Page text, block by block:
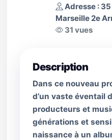
Adresse :
Marseille 2e
31 vues
Description
Dans ce nouveau
d’un vaste éventail
producteurs et
générations et
naissance à un